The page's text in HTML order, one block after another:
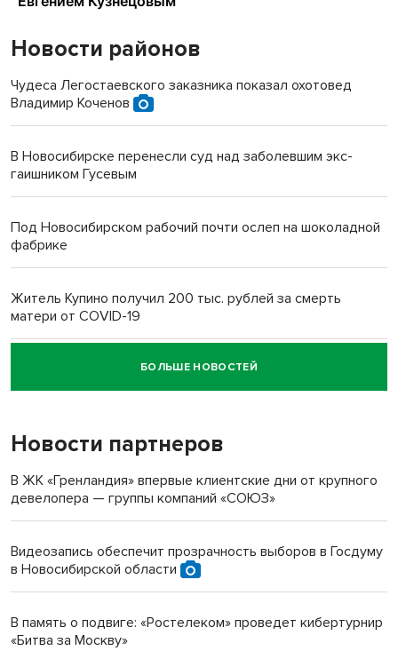
Новости районов
Чудеса Легостаевского заказника показал охотовед
Владимир Коченов
В Новосибирске перенесли суд над заболевшим экс-
гаишником Гусевым
Под Новосибирском рабочий почти ослеп на шоколадной
фабрике
Житель Купино получил 200 тыс. рублей за смерть
матери от COVID-19
Новосибирский суд наказал водителя за смерть
пенсионерки на вокзале
БОЛЬШЕ НОВОСТЕЙ
Новости партнеров
В ЖК «Гренландия» впервые клиентские дни от крупного
девелопера — группы компаний «СОЮЗ»
Видеозапись обеспечит прозрачность выборов в Госдуму
в Новосибирской области
В память о подвиге: «Ростелеком» проведет кибертурнир
«Битва за Москву»